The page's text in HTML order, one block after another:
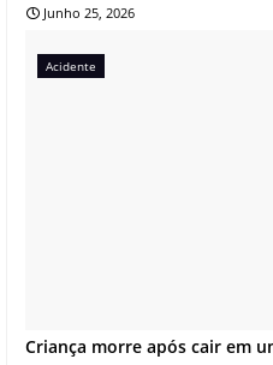
Junho 25, 2026
Acidente
Criança morre após cair em